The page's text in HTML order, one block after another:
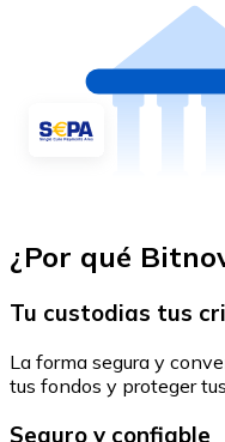
¿Por qué
Tu custodias tus
La forma segura y
tus fondos y proteger
Seguro y confiable